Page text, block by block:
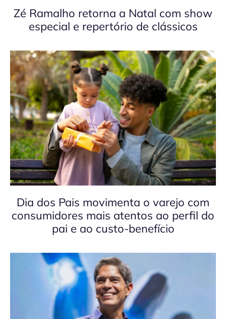
Zé Ramalho retorna a Natal com show
especial e repertório de clássicos
Dia dos Pais movimenta o varejo com
consumidores mais atentos ao perfil do
pai e ao custo-benefício